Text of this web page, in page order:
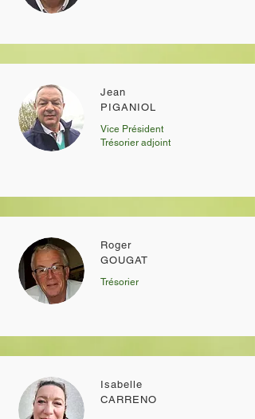
Jean
PIGANIOL
Vice Président
Trésorier adjoint
Roger
GOUGAT
Trésorier
Isabelle
CARRENO